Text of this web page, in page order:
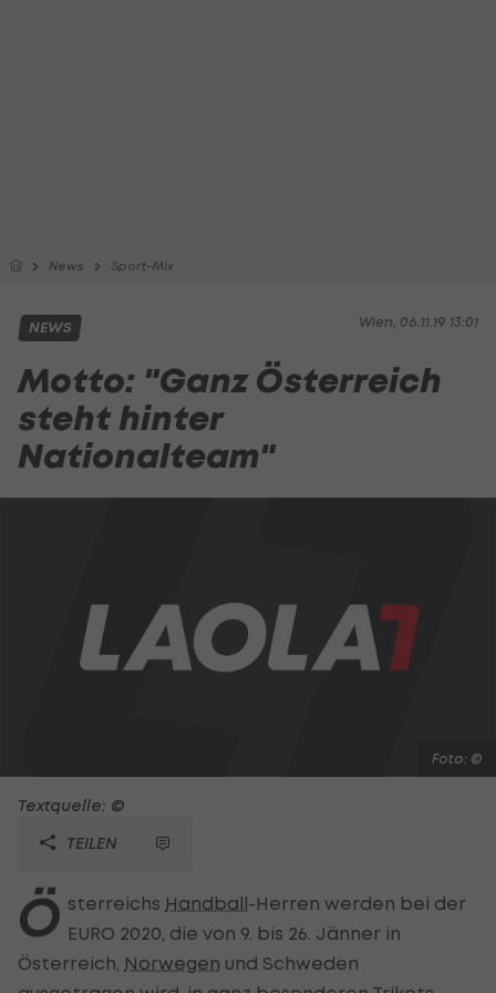
News Sport-Mix
Wien, 06.11.19 13:01
NEWS
Motto: "Ganz Österreich
steht hinter
Nationalteam"
Foto: ©
Textquelle: ©
TEILEN
Ö sterreichs Handball-Herren werden bei der
EURO 2020, die von 9. bis 26. Jänner in
Österreich, Norwegen und Schweden